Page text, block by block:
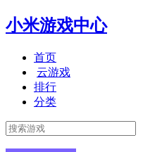
小米游戏中心
首页
云游戏
排行
分类